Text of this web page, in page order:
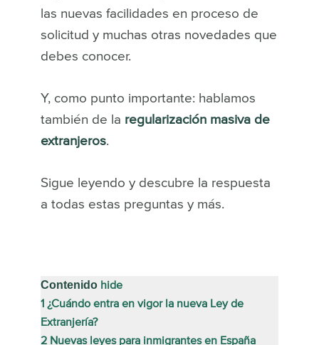
las nuevas facilidades en proceso de
solicitud y muchas otras novedades que
debes conocer.
Y, como punto importante: hablamos
también de la regularización masiva de
extranjeros.
Sigue leyendo y descubre la respuesta
a todas estas preguntas y más.
Contenido hide
1 ¿Cuándo entra en vigor la nueva Ley de
Extranjería?
2 Nuevas leyes para inmigrantes en España